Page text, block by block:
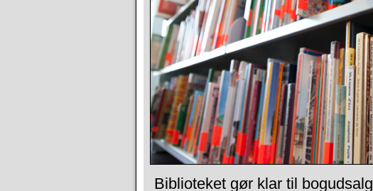
Biblioteket gør klar til bogudsalg